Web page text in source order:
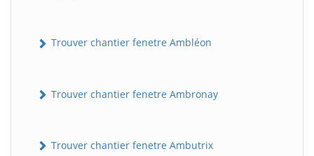
Trouver chantier fenetre Ambléon
Trouver chantier fenetre Ambronay
Trouver chantier fenetre Ambutrix